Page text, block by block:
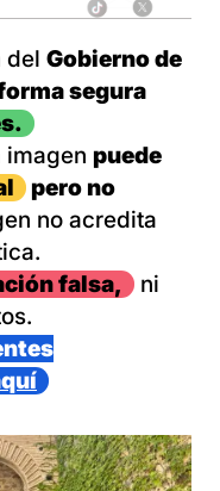
del Gobierno de
segura
imagen puede
pero no
no acredita
falsa,
ni